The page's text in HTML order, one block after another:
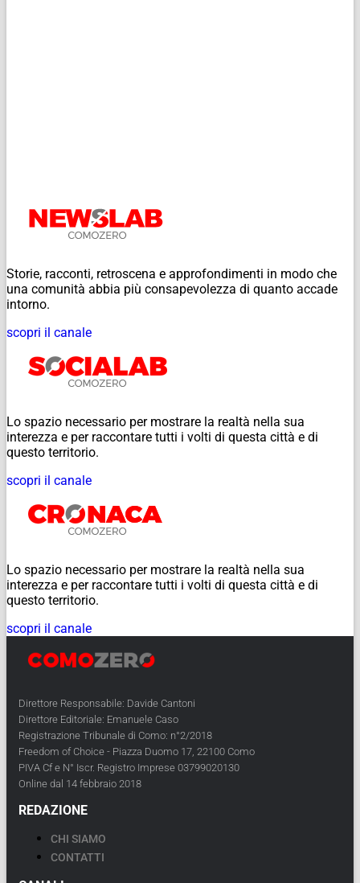
Storie, racconti, retroscena e approfondimenti in modo che
una comunità abbia più consapevolezza di quanto accade
intorno.
scopri il canale
Lo spazio necessario per mostrare la realtà nella sua
interezza e per raccontare tutti i volti di questa città e di
questo territorio.
scopri il canale
Lo spazio necessario per mostrare la realtà nella sua
interezza e per raccontare tutti i volti di questa città e di
questo territorio.
scopri il canale
Direttore Responsabile: Davide Cantoni
Direttore Editoriale: Emanuele Caso
Registrazione Tribunale di Como: n°2/2018
Freedom of Choice - Piazza Duomo 17, 22100 Como
PIVA Cf e N° Iscr. Registro Imprese 03799020130
Online dal 14 febbraio 2018
REDAZIONE
CHI SIAMO
CONTATTI